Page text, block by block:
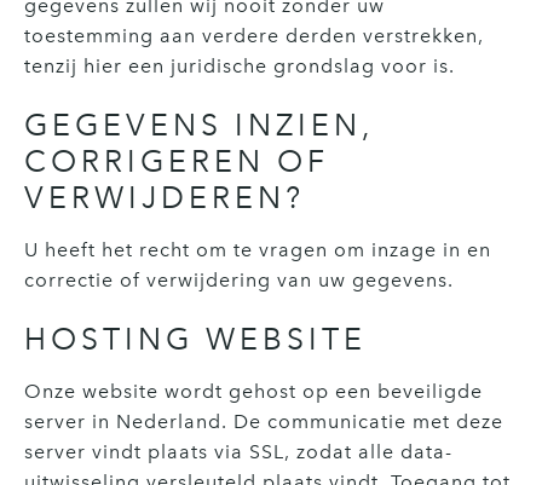
gegevens zullen wij nooit zonder uw
toestemming aan verdere derden verstrekken,
tenzij hier een juridische grondslag voor is.
GEGEVENS INZIEN,
CORRIGEREN OF
VERWIJDEREN?
U heeft het recht om te vragen om inzage in en
correctie of verwijdering van uw gegevens.
HOSTING WEBSITE
Onze website wordt gehost op een beveiligde
server in Nederland. De communicatie met deze
server vindt plaats via SSL, zodat alle data-